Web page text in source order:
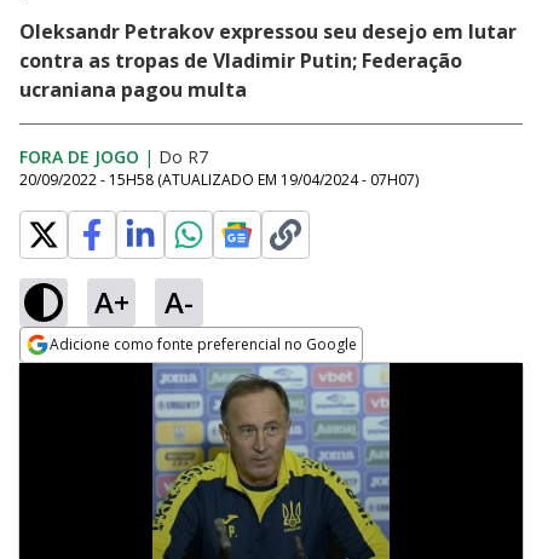
Oleksandr Petrakov expressou seu desejo em lutar
contra as tropas de Vladimir Putin; Federação
ucraniana pagou multa
FORA DE JOGO | Do R7
20/09/2022 - 15H58 (ATUALIZADO EM 19/04/2024 - 07H07)
A+ A-
Adicione como fonte preferencial no Google
Opens in new window